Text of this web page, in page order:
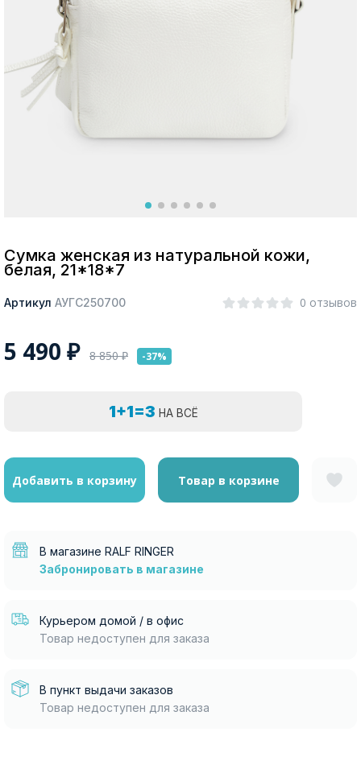
Москва
Сумка женская из натуральной кожи,
белая, 21*18*7
Артикул АУГС250700 0 отзывов
5 490 ₽ 8 850₽ -37%
1+1=3 НА ВСЁ
Добавить в корзину Товар в корзине
В магазине RALF RINGER
Забронировать в магазине
Курьером домой / в офис
Товар недоступен для заказа
В пункт выдачи заказов
Товар недоступен для заказа